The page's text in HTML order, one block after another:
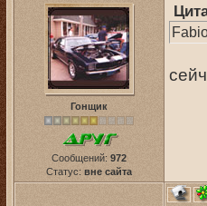
Гонщик
Сообщений: 972
Статус: вне сайта